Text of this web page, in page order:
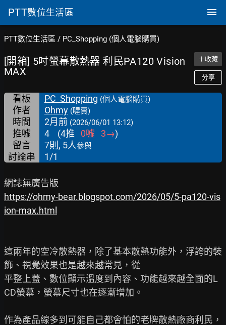
PTT數位生活區
PTT數位生活區 / PC_Shopping (個人電腦購買)
[開箱] 5吋螢幕散熱器 利民PA120 Vision
MAX
＋收藏
分享
看板 PC_Shopping (個人電腦購買)
作者 Ohmy (喔賣)
時間 2月前 (2026/06/01 13:12)
推噓 4 (4推 0噓 3→)
留言
7則, 5人參與
討論串 1/1
https://ohmy-bear.blogspot.com/2026/05/5-pa120-vis
ion-max.html
這兩年的空冷散熱器，除了基本散熱功能外，浮誇的裝
飾、視覺效果也是越來越常見，從
平整上蓋、數位顯示溫度到內容、功能越來越全面的L
CD螢幕，螢幕尺寸也在逐漸增加。
作為產品線多到可能自己都會怕的老牌散熱廠商利民，